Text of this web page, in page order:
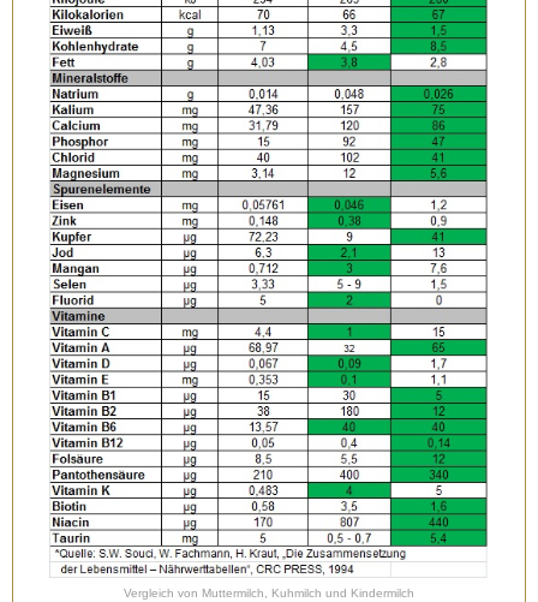
Vergleich von Muttermilch, Kuhmilch und Kindermilch